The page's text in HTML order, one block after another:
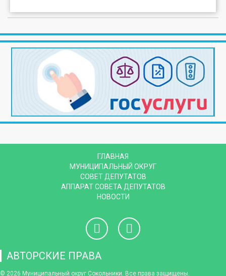
ГЛАВНАЯ
МУНИЦИПАЛЬНЫЙ ОКРУГ
СОВЕТ ДЕПУТАТОВ
АППАРАТ СОВЕТА ДЕПУТАТОВ
НОВОСТИ
АВТОРСКИЕ ПРАВА
© 2026 Муниципальный округ Сокольники. Все права защищены.